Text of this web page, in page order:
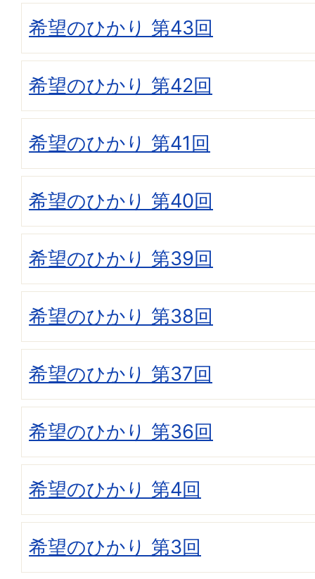
希望のひかり 第43回
希望のひかり 第42回
希望のひかり 第41回
希望のひかり 第40回
希望のひかり 第39回
希望のひかり 第38回
希望のひかり 第37回
希望のひかり 第36回
希望のひかり 第4回
希望のひかり 第3回